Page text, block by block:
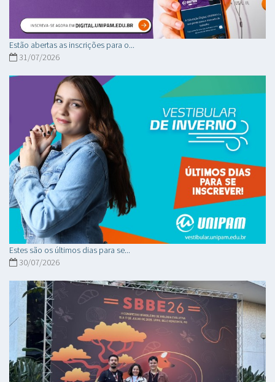
Estão abertas as inscrições para o...
31/07/2026
Estes são os últimos dias para se...
30/07/2026